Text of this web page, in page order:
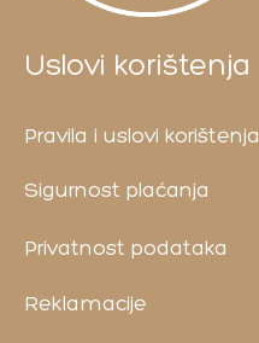
Uslovi korištenja
Pravila i uslovi korištenja
Sigurnost plaćanja
Privatnost podataka
Reklamacije